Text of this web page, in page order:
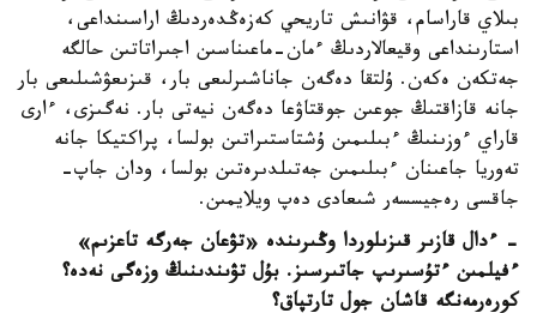
بىلاي قاراسام، قۋانىش تاريحي كەزەڭدەردىڭ اراسىنداعى،
استارىنداعى وقيعالاردىڭ ءمان-ماعىناسىن اجىراتاتىن حالگە
جەتكەن ەكەن. ۇلتقا دەگەن جاناشىرلىعى بار، قىزىعۋشىلىعى بار
جانە قازاقتىڭ جوعىن جوقتاۋعا دەگەن نيەتى بار. نەگىزى، ءارى
قاراي ءوزىنىڭ ءبىلىمىن ۇشتاستىراتىن بولسا، پراكتيكا جانە
تەوريا جاعىنان ءبىلىمىن جەتىلدىرەتىن بولسا، ودان جاپ-
جاقسى رەجيسسەر شىعادى دەپ ويلايمىن.
- ءدال قازىر قىزىلوردا وڭىرىندە «تۋعان جەرگە تاعزىم»
ءفيلمىن ءتۇسىرىپ جاتىرسىز. بۇل تۋىندىنىڭ وزەگى نەدە؟
كورەرمەنگە قاشان جول تارتپاق؟